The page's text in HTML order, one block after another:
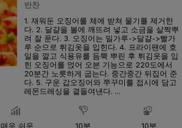
반찬
1. 재워둔 오징어를 체에 받쳐 물기를 제거한
다. 2. 달걀을 볼에 깨뜨려 넣고 소금을 살짝뿌
려 잘 푼다. 3. 오징어는 밀가루->달걀->빨가
루 순으로 튀김옷을 입힌다. 4. 프라이팬에 호
일을 깔고 식용유를 듬뿍 뿌린 후 튀김옷을 입
힌 오징어를 얹어 오븐 기능으로 220도에서
20분간 노릇하게 굽는다. 중간중간 뒤집어 준
다. 5. 구운 갑오징어와 쭈꾸미를 접시에 담고
레몬드레싱을 곁들여낸다. ...
매우 쉬운 10분 10분